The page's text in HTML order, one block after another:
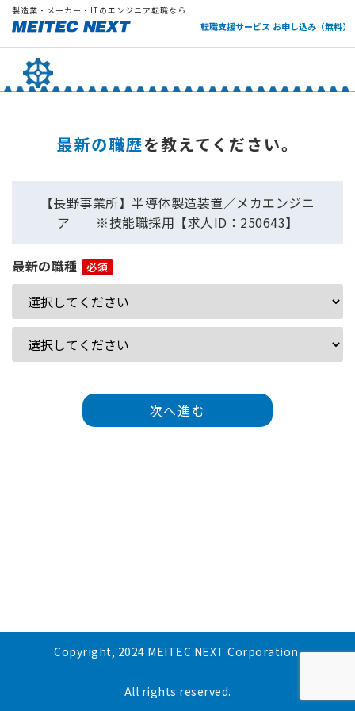
製造業・メーカー・ITのエンジニア転職なら
転職支援サービス お申し込み（無料）
最新の職歴を教えてください。
【長野事業所】半導体製造装置／メカエンジニ
ア ※技能職採用【求人ID：250643】
最新の職種
次へ進む
Copyright, 2024 MEITEC NEXT Corporation.
All rights reserved.